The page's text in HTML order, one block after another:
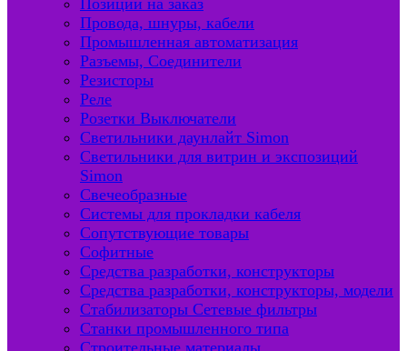
Позиции на заказ
Провода, шнуры, кабели
Промышленная автоматизация
Разъемы, Соединители
Резисторы
Реле
Розетки Выключатели
Светильники даунлайт Simon
Светильники для витрин и экспозиций
Simon
Свечеобразные
Системы для прокладки кабеля
Сопутствующие товары
Софитные
Средства разработки, конструкторы
Средства разработки, конструкторы, модели
Стабилизаторы Сетевые фильтры
Станки промышленного типа
Строительные материалы